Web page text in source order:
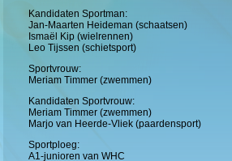
Kandidaten Sportman:
Jan-Maarten Heideman (schaatsen)
Ismaël Kip (wielrennen)
Leo Tijssen (schietsport)
Sportvrouw:
Meriam Timmer (zwemmen)
Kandidaten Sportvrouw:
Meriam Timmer (zwemmen)
Marjo van Heerde-Vliek (paardensport)
Sportploeg:
A1-junioren van WHC